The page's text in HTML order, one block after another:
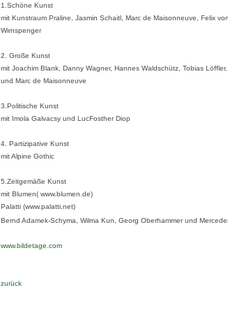
1.Schöne Kunst
mit Kunstraum Praline, Jasmin Schaitl, Marc de Maisonneuve, Felix
Wirnspenger
2. Große Kunst
mit Joachim Blank, Danny Wagner, Hannes Waldschütz, Tobias
und Marc de Maisonneuve
3.Politische Kunst
mit Imola Galvacsy und LucFosther Diop
4. Partizipative Kunst
mit Alpine Gothic
5.Zeitgemäße Kunst
mit Blumen( www.blumen.de)
Palatti (www.palatti.net)
Bernd Adamek-Schyma, Wilma Kun, Georg Oberhammer und
www.bildetage.com
zurück